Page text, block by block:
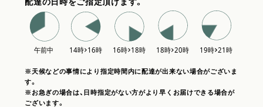
配達の日時をご指定頂けます。
※天候などの事情により指定時間内に配達が出来ない場合がございま
す。
※お急ぎの場合は、日時指定がない方がより早くお届けできる場合が
ございます。